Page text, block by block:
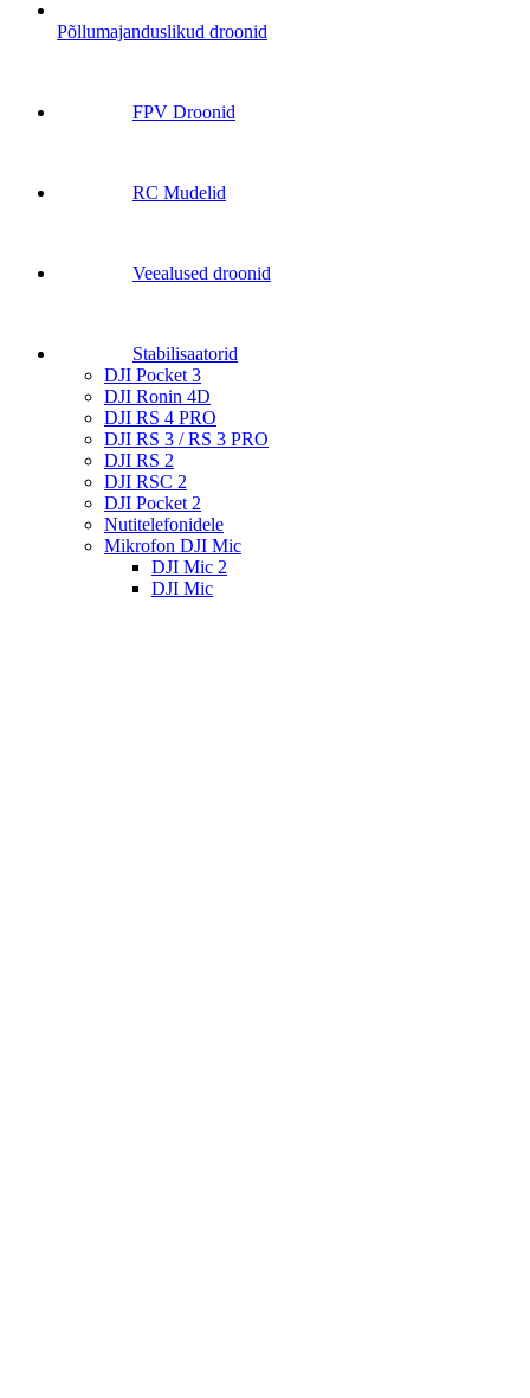
Põllumajanduslikud droonid
FPV Droonid
RC Mudelid
Veealused droonid
Stabilisaatorid
DJI Pocket 3
DJI Ronin 4D
DJI RS 4 PRO
DJI RS 3 / RS 3 PRO
DJI RS 2
DJI RSC 2
DJI Pocket 2
Nutitelefonidele
Mikrofon DJI Mic
DJI Mic 2
DJI Mic